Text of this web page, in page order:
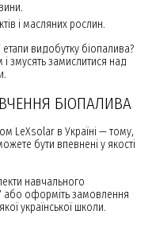
і масляних рослин.
видобутку біопалива?
і змусять замислитися над
БІОПАЛИВА
LeXsolar в Україні — тому,
бути впевнені у якості
навчального
або оформіть замовлення
української школи.